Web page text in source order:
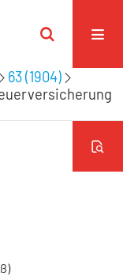
63 (1904)